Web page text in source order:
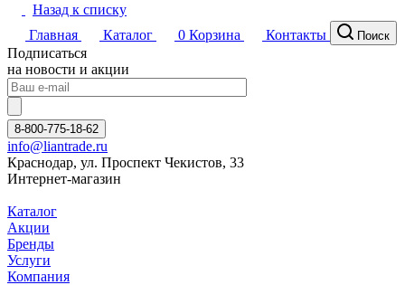
Назад к списку
Главная
Каталог 0 Корзина Контакты Поиск
Подписаться
на новости и акции
8-800-775-18-62
info@liantrade.ru
Краснодар, ул. Проспект Чекистов, 33
Интернет-магазин
Каталог
Акции
Бренды
Услуги
Компания